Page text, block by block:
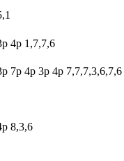
p 4p 1,7,7,6
p 7p 4p 3p 4p 7,7,7,3,6,7,6
p 8,3,6